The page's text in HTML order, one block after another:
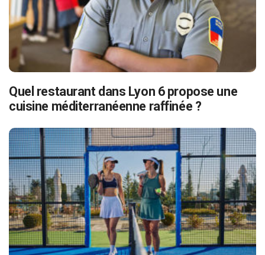
Quel restaurant dans Lyon 6 propose une
cuisine méditerranéenne raffinée ?